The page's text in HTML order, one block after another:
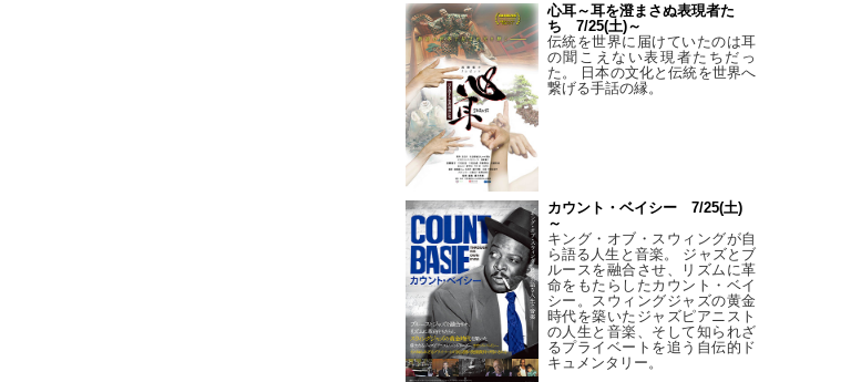
心耳～耳を澄まさぬ表現者た
ち 7/25(土)～
伝統を世界に届けていたのは耳
の聞こえない表現者たちだっ
た。 日本の文化と伝統を世界へ
繋げる手話の縁。
カウント・ベイシー 7/25(土)
～
キング・オブ・スウィングが自
ら語る人生と音楽。 ジャズとブ
ルースを融合させ、リズムに革
命をもたらしたカウント・ベイ
シー。スウィングジャズの黄金
時代を築いたジャズピアニスト
の人生と音楽、そして知られざ
るプライベートを追う自伝的ド
キュメンタリー。